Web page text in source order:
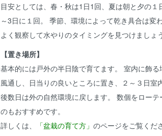
目安としては、春・秋は1日1回、夏は朝と夕の１
～3日に１回。 季節、環境によって乾き具合は変
よく観察して水やりのタイミングを見つけましょ
【置き場所】
基本的には戸外の半日陰で育てます。 室内に飾
風通し、日当りの良いところに置き、２～３日室
後数日は外の自然環境に戻します。 数個をローテ
のもおすすめです。
詳しくは、
「盆栽の育て方」 のページをご覧くだ